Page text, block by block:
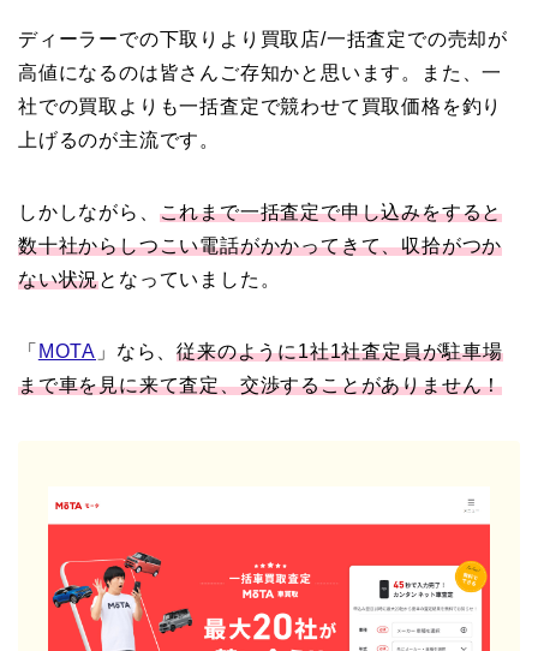
ディーラーでの下取りより買取店/一括査定での売却が
高値になるのは皆さんご存知かと思います。また、一
社での買取よりも一括査定で競わせて買取価格を釣り
上げるのが主流です。
しかしながら、 これまで一括査定で申し込みをすると
数十社からしつこい電話がかかってきて、収拾がつか
ない状況となっていました。
「 MOTA 」なら、従来のように1社1社査定員が駐車場
まで車を見に来て査定、交渉することがありません！